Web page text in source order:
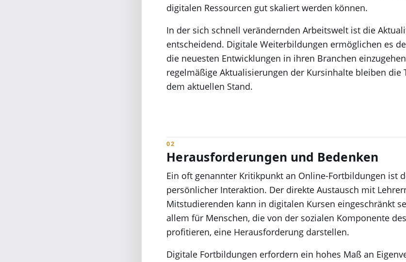
digitalen Ressourcen gut skaliert werden können.
In der sich schnell verändernden Arbeitswelt ist die
entscheidend. Digitale Weiterbildungen ermöglichen es
die neuesten Entwicklungen in ihren Branchen
regelmäßige Aktualisierungen der Kursinhalte bleiben die
dem aktuellen Stand.
Herausforderungen und Bedenken
Ein oft genannter Kritikpunkt an Online-Fortbildungen ist
persönlicher Interaktion. Der direkte Austausch mit
Mitstudierenden kann in digitalen Kursen eingeschränkt
allem für Menschen, die von der sozialen Komponente
profitieren, eine Herausforderung darstellen.
Digitale Fortbildungen erfordern ein hohes Maß an